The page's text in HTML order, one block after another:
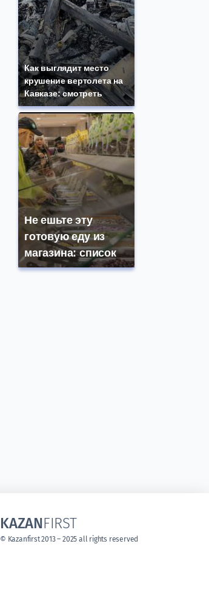
Как выглядит место
крушение вертолета на
Кавказе: смотреть
Не ешьте эту
готовую еду из
магазина: список
KAZANFIRST
© Kazanfirst 2013 – 2025 all rights reserved